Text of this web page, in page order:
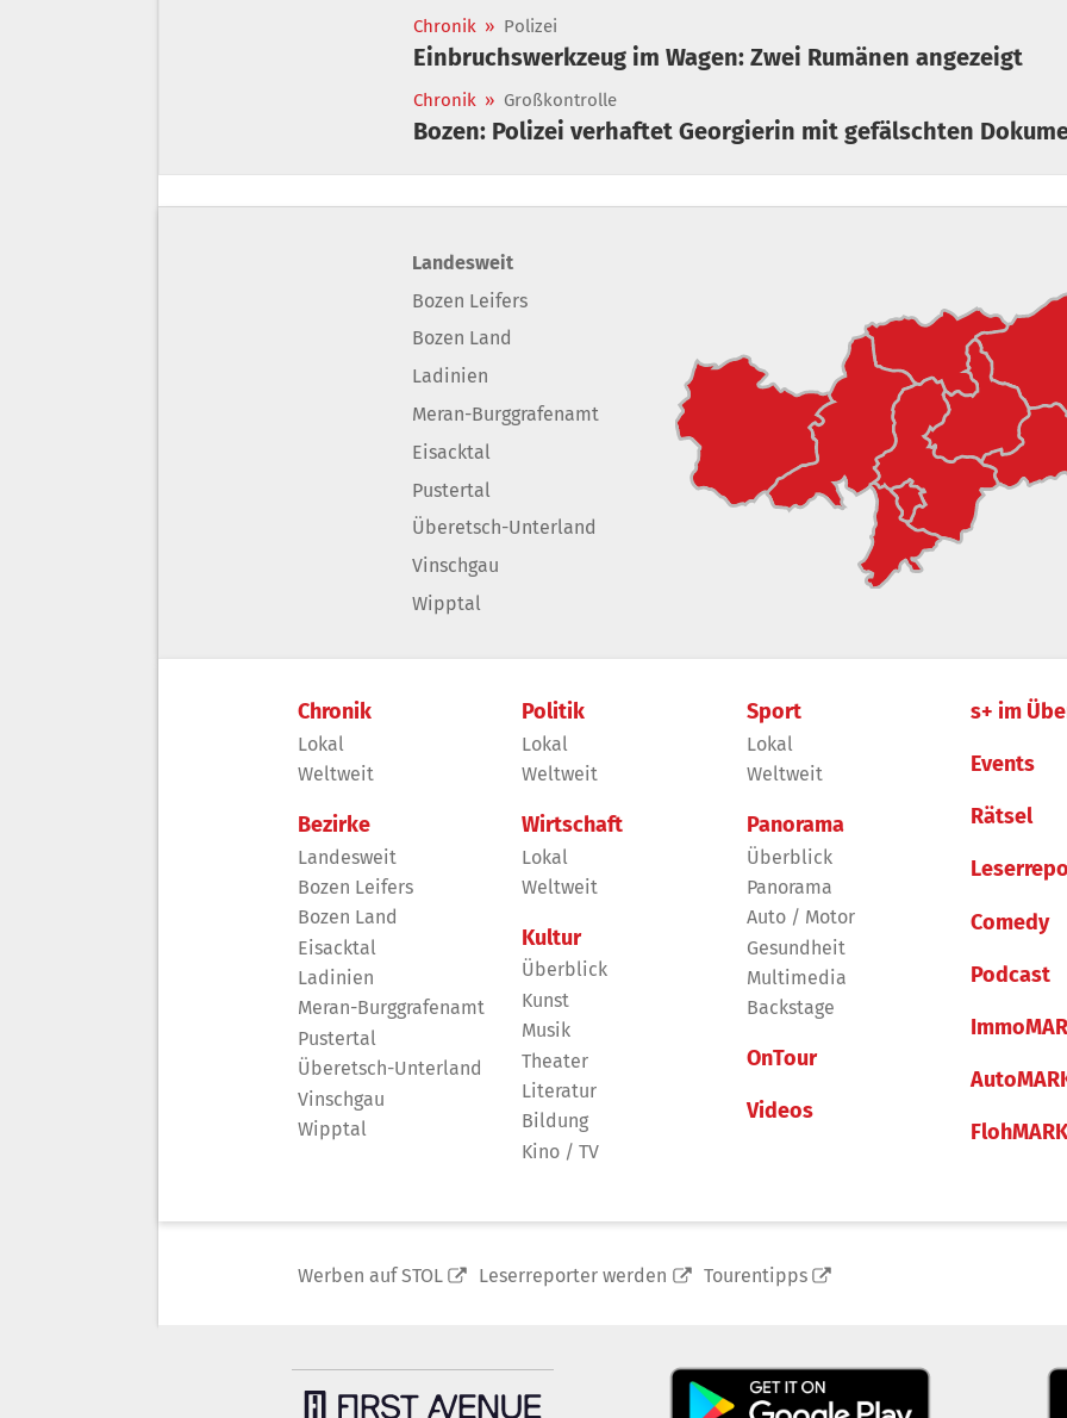
Chronik » Polizei
Einbruchswerkzeug im Wagen: Zwei Rumänen angezeigt
Chronik » Großkontrolle
Bozen: Polizei verhaftet Georgierin mit gefälschten
Landesweit
Bozen Leifers
Bozen Land
Ladinien
Meran-Burggrafenamt
Eisacktal
Pustertal
Überetsch-Unterland
Vinschgau
Wipptal
Chronik
Lokal
Weltweit
Bezirke
Landesweit
Bozen Leifers
Bozen Land
Eisacktal
Ladinien
Meran-Burggrafenamt
Pustertal
Überetsch-Unterland
Vinschgau
Wipptal
Politik
Lokal
Weltweit
Wirtschaft
Lokal
Weltweit
Kultur
Überblick
Kunst
Musik
Theater
Literatur
Bildung
Kino / TV
Sport
Lokal
Weltweit
Panorama
Überblick
Panorama
Auto / Motor
Gesundheit
Multimedia
Backstage
OnTour
Videos
s+ im
Events
Rätsel
Comedy
Podcast
Werben auf STOL Leserreporter werden Tourentipps